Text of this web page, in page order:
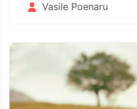
Vasile Poenaru